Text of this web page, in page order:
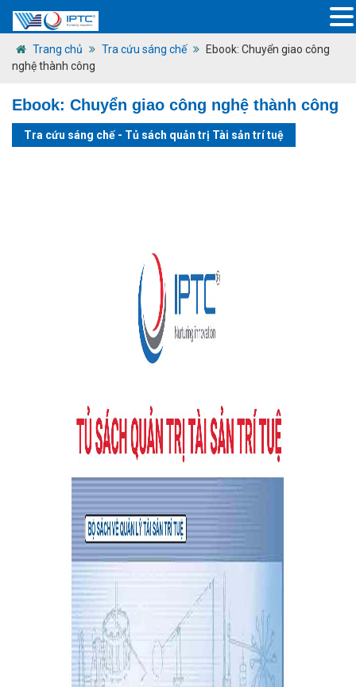
Trang chủ Tra cứu sáng chế
Ebook: Chuyển giao công
nghệ thành công
Ebook: Chuyển giao công nghệ thành công
Tra cứu sáng chế - Tủ sách quản trị Tài sản trí tuệ